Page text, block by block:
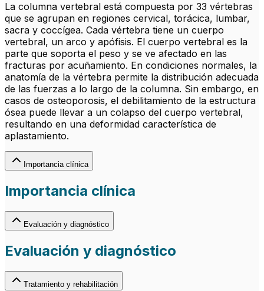
La columna vertebral está compuesta por 33 vértebras
que se agrupan en regiones cervical, torácica, lumbar,
sacra y coccígea. Cada vértebra tiene un cuerpo
vertebral, un arco y apófisis. El cuerpo vertebral es la
parte que soporta el peso y se ve afectado en las
fracturas por acuñamiento. En condiciones normales, la
anatomía de la vértebra permite la distribución adecuada
de las fuerzas a lo largo de la columna. Sin embargo, en
casos de osteoporosis, el debilitamiento de la estructura
ósea puede llevar a un colapso del cuerpo vertebral,
resultando en una deformidad característica de
aplastamiento.
Importancia clínica
Importancia clínica
Evaluación y diagnóstico
Evaluación y diagnóstico
Tratamiento y rehabilitación